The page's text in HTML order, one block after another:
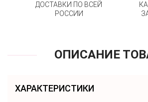
ДОСТАВКИ ПО ВСЕЙ
РОССИИ
ОПИСАНИЕ
ХАРАКТЕРИСТИКИ